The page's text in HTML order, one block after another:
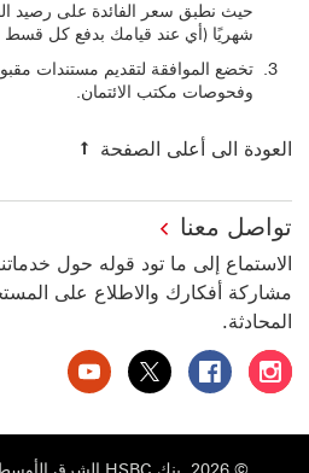
حيث نطبق سعر الفائدة على رصيد
شهريًا (أي عند قيامك بدفع كل
تخضع الموافقة لتقديم مستندات
وفحوصات مكتب الائتمان.
العودة الى أعلى الصفحة
تواصل معنا
الاستماع إلى ما تود قوله حول
مشاركة أفكارك والاطلاع على
المحادثة.
بنك HSBC الإمارات العربية المتحدة على إنستغرام سيتم فتح هذا الرابط في نافذة جديدة
بنك HSBC الإمارات العربية المتحدة على فيسبوك سيتم فتح هذا الرابط في نافذة جديدة بنك HSBC الإمارات العربية المتحدة على تويتر سيتم فتح هذا الرابط في نافذة جديدة بنك HSBC الإمارات العربية المتحدة على يوتيوب سيتم فتح هذا الرابط في نافذة جديدة